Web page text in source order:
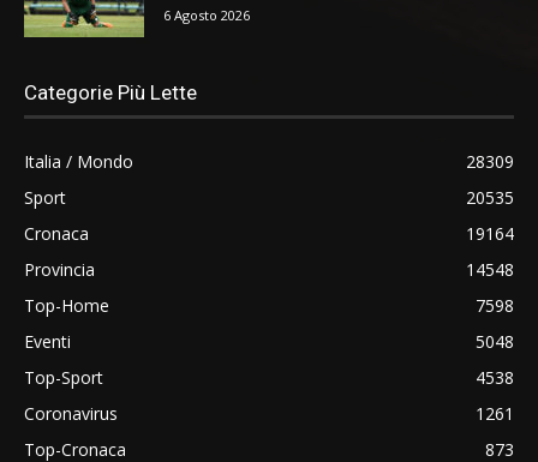
6 Agosto 2026
Categorie Più Lette
Italia / Mondo
28309
Sport
20535
Cronaca
19164
Provincia
14548
Top-Home
7598
Eventi
5048
Top-Sport
4538
Coronavirus
1261
Top-Cronaca
873